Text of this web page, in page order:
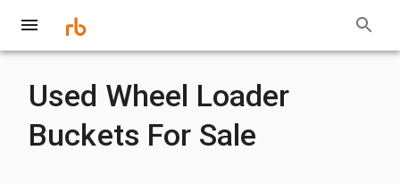
Used Wheel Loader
Buckets For Sale